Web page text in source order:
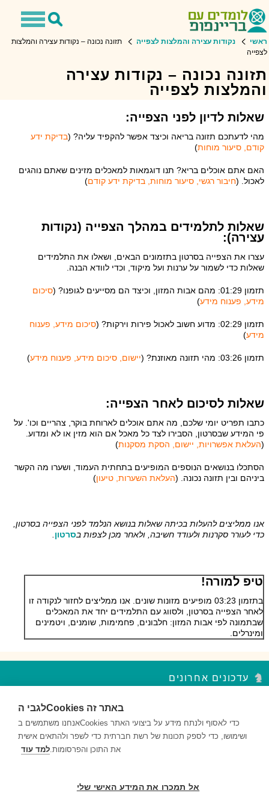
Toggle
Toggle
ראשי נקודות עצירה והמלצות לצפייה
תזונה נכונה – נקודות עצירה והמלצות
לצפייה
תזונה נכונה – נקודות עצירה
והמלצות לצפייה
שאלות לדיון לפני הצפייה:
מהי לדעתכם תזונה בריאה וכיצד אפשר להקפיד עליה? (בדיקת ידע
קודם, סיעור מוחות)
האם אתם אוכלים בריא? תנו דוגמאות למאכלים מזינים שאתם נוהגים
לאכול. (חיבור רגשי, סיעור מוחות, בדיקת ידע קודם)
שאלות לתלמידים במהלך הצפייה (נקודות
עצירה):
עצרו את הצפייה בסרטון בתזמונים הבאים, ושאלו את התלמידים
שאלות כדי לשמור על ערנות ועל מיקוד, וכדי לוודא הבנה.
תזמון 01:29: מהם אבות המזון, וכיצד הם מסייעים לגופנו? (
סיכום
מידע, פענוח מידע)
תזמון 02:29: מדוע חשוב לאכול פירות וירקות? (
סיכום מידע, פענוח
מידע)
תזמון 03:26: מהי תזונה מאוזנת? ( יישום, סיכום מידע, פענוח מידע)
שאלות לסיכום לאחר הצפייה:
כתבו תפריט יומי שלכם, מה אתם אוכלים לארוחת בוקר, צהריים וכו'. על
פי המידע שבסרטון, הסבירו לצד כל מאכל אם הוא מזין או לא ומדוע.
(העלאת אפשרויות, יישום, הסקת מסקנות)
הסתכלו בנושאים הנוספים המופיעים בתחתית העמוד, ושערו מה הקשר
ביניהם ובין תזונה נכונה. (העלאת השערות, טיעון)
אנו ממליצים להעלות בכיתה שאלות בנושא הנלמד לפני הצפייה בסרטון,
כדי לעורר סקרנות ולעודד חשיבה, ולאחר מכן לצפות בסרטון
טיפ למורה!
בתזמון 03:23 מופיעים מזונות שונים. אנו ממליצים לחזור לנקודה זו
לאחר הצפייה בסרטון, ולסווג עם התלמידים יחד את המאכלים
שבתמונה לפי אבות המזון: חלבונים, פחמימות, שומנים, ויטמינים
ומינרלים.
עדכונים אחרונים
השאלות במקבץ נקודות העצירה מעודדות למידה ברמות חשיבה שונות...
השאלות במקבץ נקודות העצירה מעודדות למידה ברמות חשיבה שונות...
דם ותאי דם – נקודות עצירה מקבץ 2
השאלות במקבץ נקודות העצירה מעודדות למידה ברמות חשיבה שונות...
לגבי הCookies באתר זה
אנחנו משתמשים בCookies כדי לאסוף ולנתח מידע על ביצועי האתר
ושימושו, כדי לספק תכונות של רשת חברתית כדי לשפר ולהתאים אישית
את התוכן והפרסומות.למד עוד
אל תמכרו את המידע האישי שלי